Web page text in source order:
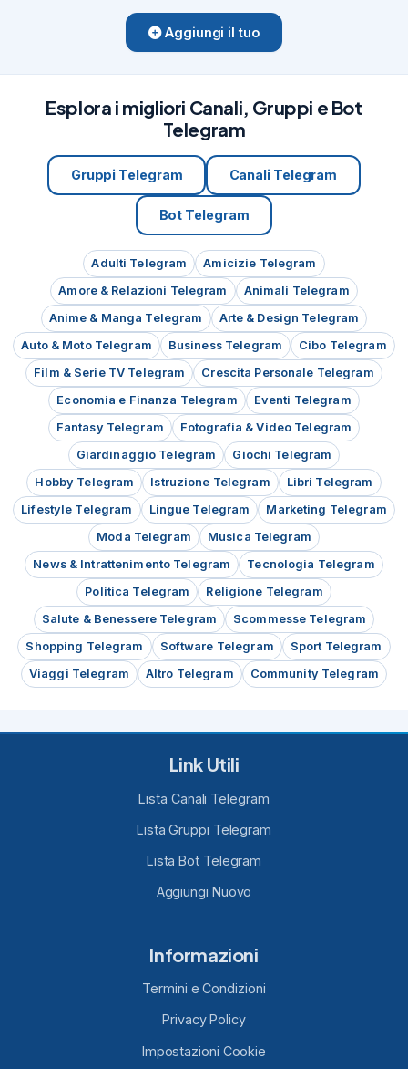
Aggiungi il tuo
Esplora i migliori Canali, Gruppi e Bot
Telegram
Gruppi Telegram Canali Telegram
Bot Telegram
Adulti Telegram
Amicizie Telegram
Amore & Relazioni Telegram
Animali Telegram
Anime & Manga Telegram
Arte & Design Telegram
Auto & Moto Telegram
Business Telegram
Cibo Telegram
Film & Serie TV Telegram
Crescita Personale Telegram
Economia e Finanza Telegram
Eventi Telegram
Fantasy Telegram
Fotografia & Video Telegram
Giardinaggio Telegram
Giochi Telegram
Hobby Telegram
Istruzione Telegram
Libri Telegram
Lifestyle Telegram
Lingue Telegram
Marketing Telegram
Moda Telegram
Musica Telegram
News & Intrattenimento Telegram
Tecnologia Telegram
Politica Telegram
Religione Telegram
Salute & Benessere Telegram
Scommesse Telegram
Shopping Telegram
Software Telegram
Sport Telegram
Viaggi Telegram
Altro Telegram Community Telegram
Link Utili
Lista Canali Telegram
Lista Gruppi Telegram
Lista Bot Telegram
Aggiungi Nuovo
Informazioni
Termini e Condizioni
Privacy Policy
Impostazioni Cookie